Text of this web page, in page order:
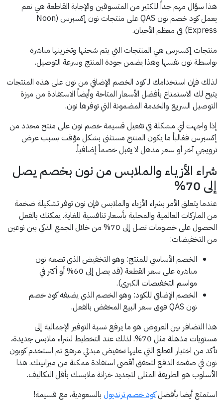
هذا سؤال مهم جداً للكثير من المتسوقين والإجابة القاطعة هي نعم
يعمل كود خصم نون QAS على منتجات نون إكسبرس (Noon
Express) في معظم الأحيان.
منتجات إكسبرس هي المنتجات التي يتم شحنها وتخزينها مباشرة
بواسطة نون نفسها وهذا يضمن جودة المنتج وسرعة التوصيل.
لذلك فإن استخدامك لـ كود الخصم الإضافي من نون على هذه المنتجات
يتيح لك الاستمتاع بأفضل الأسعار المتاحة وأيضاً الاستفادة من ميزة
التوصيل السريع والخدمة المضمونة التي توفرها نون.
إذا واجهت أي مشكلة في تفعيل قسيمة خصم نون على منتج محدد من
إكسبرس فغالباً ما يكون المنتج مستثنى بشكل مؤقت بسبب عرض
ترويجي آخر أو سعر مذهل لا يقبل خصماً إضافياً.
شراء الأزياء والملابس من نون بخصم يصل
إلى 70%
عندما يتعلق الأمر بشراء الأزياء والملابس فإن نون توفر تشكيلة ضخمة
من الماركات العالمية والمحلية بأسعار تنافسية للغاية. يمكنك بالفعل
الحصول على خصومات تصل إلى 70% من خلال الجمع الذكي بين نوعين
من التخفيضات:
الخصم الأساسي للمنتج: وهو التخفيض الذي تضعه نون
مباشرة على سعر القطعة (قد يصل إلى 60% أو أكثر في
مواسم التخفيضات الكبرى).
الخصم الإضافي للكود: وهو الخصم الذي يضيفه كود خصم
نون QAS فوق سعر البيع المخفض بالفعل.
هذا التضافر بين العروض هو ما يرفع نسبة التوفير الإجمالية إلى
مستويات مذهلة مثل 70%. لذلك عند التخطيط لشراء ملابس جديدة،
تأكد من اختيار القطع التي عليها تخفيض مبدئي مرتفع ثم استخدم كوبون
نون في صفحة الدفع لتحقق أقصى استفادة ممكنة من ميزانيتك. هذا
الأسلوب هو الطريقة المثلى لتجديد خزانة ملابسك بأقل التكاليف.
استمتع أيضا بأفضلكود خصم ترنديول بالسعودية، مع قسيمة!